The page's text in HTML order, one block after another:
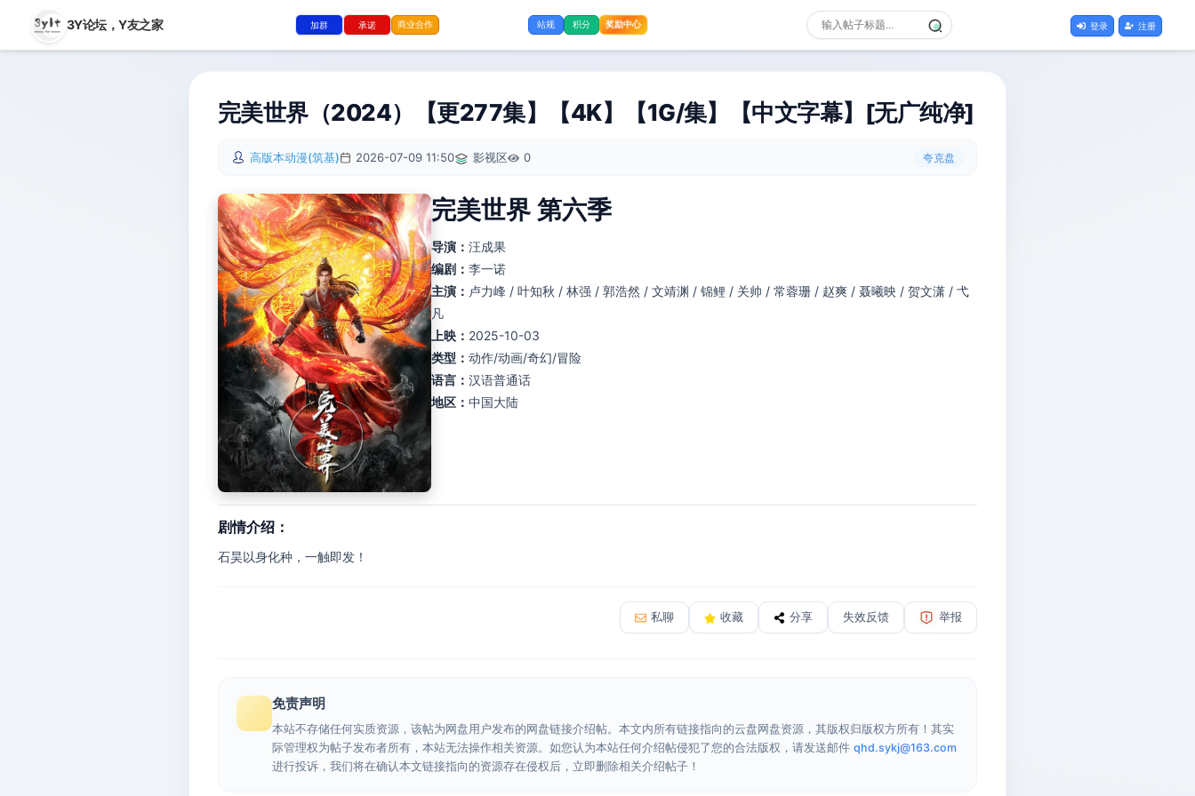
3Y论坛，Y友之家 加群 承诺 商业合作 站规 积分 奖励中心 登录 注册
完美世界（2024）【更277集】【4K】【1G/集】【中文字幕】[无广纯净]
高版本动漫(筑基) 2026-07-09 11:50 影视区 0 夸克盘
完美世界 第六季
导演： 汪成果
编剧： 李一诺
主演： 卢力峰 / 叶知秋 / 林强 / 郭浩然 / 文靖渊 / 锦鲤 / 关帅 / 常蓉珊 / 赵爽 / 聂曦映 / 贺文潇 / 弋
凡
上映： 2025-10-03
类型： 动作/动画/奇幻/冒险
语言： 汉语普通话
地区： 中国大陆
剧情介绍：
石昊以身化种，一触即发！
私聊 收藏 分享 失效反馈 举报
免责声明
本站不存储任何实质资源，该帖为网盘用户发布的网盘链接介绍帖。本文内所有链接指向的云盘网盘资源，其版权归版权方所有！其实
际管理权为帖子发布者所有，本站无法操作相关资源。如您认为本站任何介绍帖侵犯了您的合法版权，请发送邮件 qhd.sykj@163.com
进行投诉，我们将在确认本文链接指向的资源存在侵权后，立即删除相关介绍帖子！